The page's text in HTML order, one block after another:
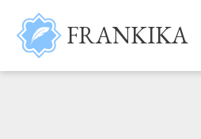
Aller au contenu principal
FRANKIKA